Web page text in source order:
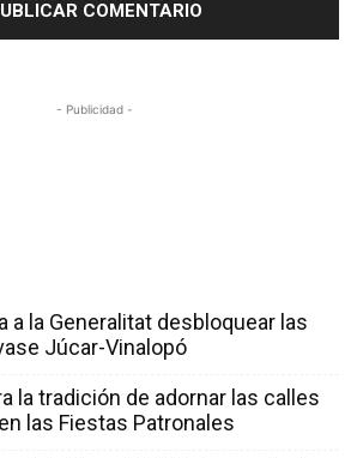
- Publicidad -
a la Generalitat desbloquear las
Júcar-Vinalopó
la tradición de adornar las calles
las Fiestas Patronales